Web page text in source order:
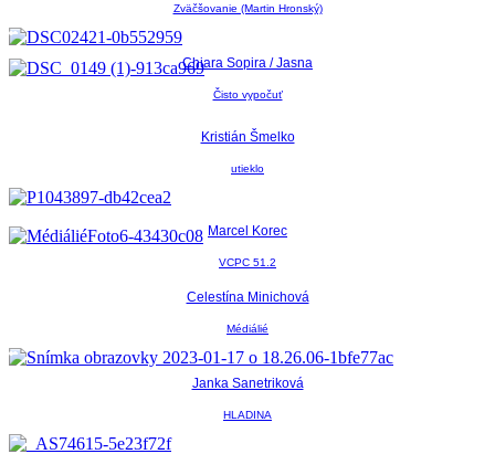
Zväčšovanie (Martin Hronský)
Chiara Sopira / Jasna
Čisto vypočuť
Kristián Šmelko
utieklo
Marcel Korec
VCPC 51.2
Celestína Minichová
Médiálié
Janka Sanetriková
HLADINA